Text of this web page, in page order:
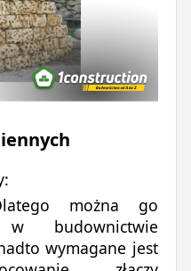
można go
budownictwie
wymagane jest